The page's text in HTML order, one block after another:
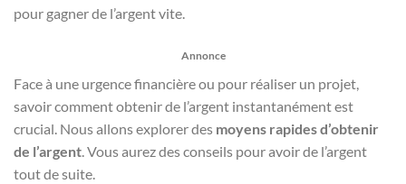
pour gagner de l’argent vite.
Annonce
Face à une urgence financière ou pour réaliser un projet,
savoir comment obtenir de l’argent instantanément est
crucial. Nous allons explorer des moyens rapides d’obtenir
de l’argent. Vous aurez des conseils pour avoir de l’argent
tout de suite.